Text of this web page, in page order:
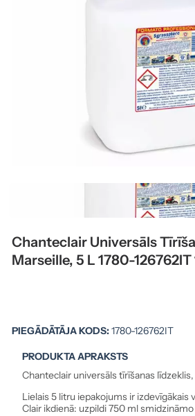
Chanteclair Universāls
Marseille, 5 L 1780-
PIEGĀDĀTĀJA KODS:1780-126762IT
PRODUKTA APRAKSTS
Chanteclair universāls tīrīšanas
Lielais 5 litru iepakojums ir izdevīgākais
Clair ikdienā: uzpildi 750 ml